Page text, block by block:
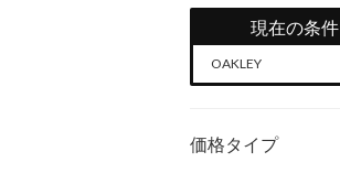
現在の条件
OAKLEY
価格タイプ